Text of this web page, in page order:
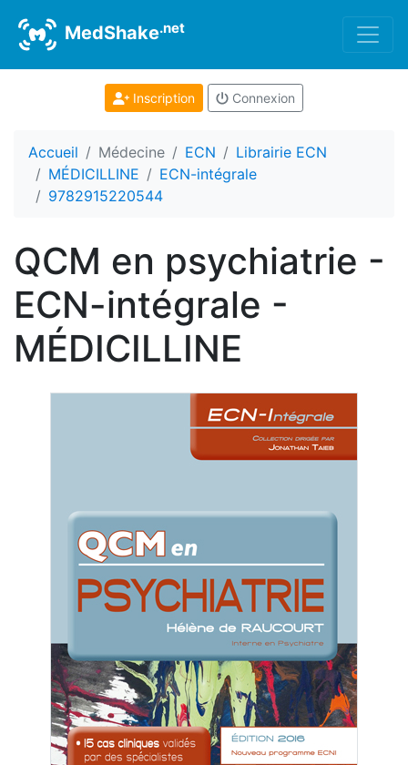
MedShake.net
Inscription Connexion
Accueil Médecine ECN
Librairie ECN
MÉDICILLINE
ECN-intégrale
9782915220544
QCM en psychiatrie -
ECN-intégrale -
MÉDICILLINE